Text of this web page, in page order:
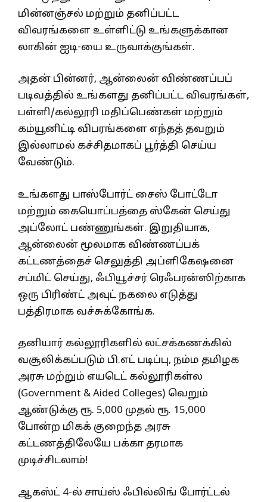
மின்னஞ்சல் மற்றும் தனிப்பட்ட
விவரங்களை உள்ளிட்டு உங்களுக்கான
லாகின் ஐடி-யை உருவாக்குங்கள்.
அதன் பின்னர், ஆன்லைன் விண்ணப்பப்
படிவத்தில் உங்களது தனிப்பட்ட விவரங்கள்,
பள்ளி/கல்லூரி மதிப்பெண்கள் மற்றும்
கம்யூனிட்டி விபரங்களை எந்தத் தவறும்
இல்லாமல் கச்சிதமாகப் பூர்த்தி செய்ய
வேண்டும்.
உங்களது பாஸ்போர்ட் சைஸ் போட்டோ
மற்றும் கையொப்பத்தை ஸ்கேன் செய்து
அப்லோட் பண்ணுங்கள். இறுதியாக,
ஆன்லைன் மூலமாக விண்ணப்பக்
கட்டணத்தைச் செலுத்தி அப்ளிகேஷனை
சப்மிட் செய்து, ஃபியூச்சர் ரெஃபரன்ஸிற்காக
ஒரு பிரிண்ட் அவுட் நகலை எடுத்து
பத்திரமாக வச்சுக்கோங்க.
தனியார் கல்லூரிகளில் லட்சக்கணக்கில்
வசூலிக்கப்படும் பி.எட் படிப்பு, நம்ம தமிழக
அரசு மற்றும் எயடெட் கல்லூரிகள்ல
(Government & Aided Colleges) வெறும்
ஆண்டுக்கு ரூ. 5,000 முதல் ரூ. 15,000
போன்ற மிகக் குறைந்த அரசு
கட்டணத்திலேயே பக்கா தரமாக
முடிச்சிடலாம்!
ஆகஸ்ட் 4-ல் சாய்ஸ் ஃபில்லிங் போர்ட்டல்